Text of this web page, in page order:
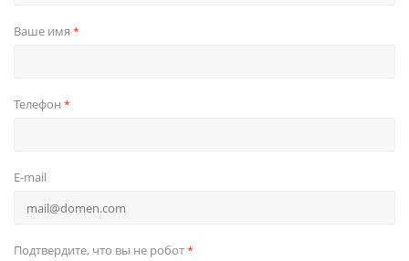
Ваше имя *
Телефон *
E-mail
Подтвердите, что вы не робот*